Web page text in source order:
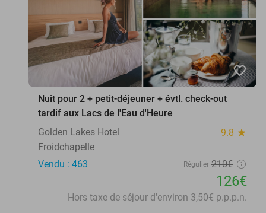
favorite_border
Nuit pour 2 + petit-déjeuner + évtl. check-out
tardif aux Lacs de l'Eau d'Heure
Golden Lakes Hotel
9.8 star
Froidchapelle
Vendu : 463
Régulier 210€
126€
Hors taxe de séjour d'environ 3,50€ p.p.p.n.